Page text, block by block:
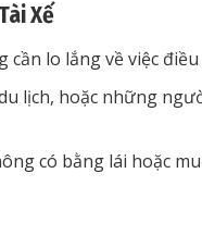
Xế
lo lắng về việc
lịch, hoặc những
có bằng lái hoặc